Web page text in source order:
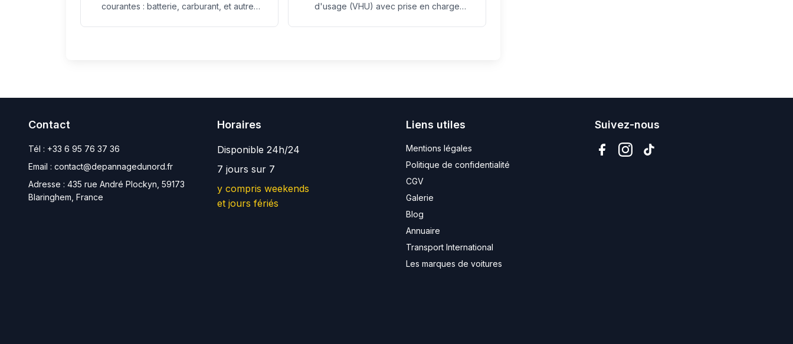
courantes : batterie, carburant, et autres
d'usage (VHU) avec prise en charge
Contact
Tél : +33 6 95 76 37 36
Email : contact@depannagedunord.fr
Adresse : 435 rue André Plockyn, 59173
Blaringhem, France
Horaires
Disponible 24h/24
7 jours sur 7
y compris weekends
et jours fériés
Liens utiles
Mentions légales
Politique de confidentialité
CGV
Galerie
Blog
Annuaire
Transport International
Les marques de voitures
Suivez-nous